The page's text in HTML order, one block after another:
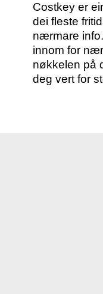
Costkey er
dei fleste
nærmare
innom for
nøkkelen på
deg vert for